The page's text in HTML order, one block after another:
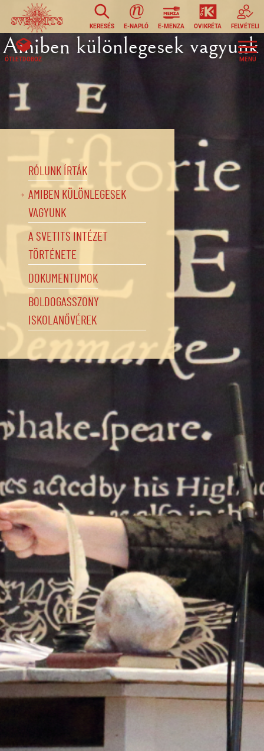
Ugrás a tartalomra
KERESÉS E-NAPLÓ E-MENZA OVIKRÉTA FELVÉTELI
ÖTLETDOBOZ
Amiben különlegesek vagyunk
RÓLUNK ÍRTÁK
AMIBEN KÜLÖNLEGESEK
VAGYUNK
A SVETITS INTÉZET
TÖRTÉNETE
DOKUMENTUMOK
BOLDOGASSZONY
ISKOLANŐVÉREK